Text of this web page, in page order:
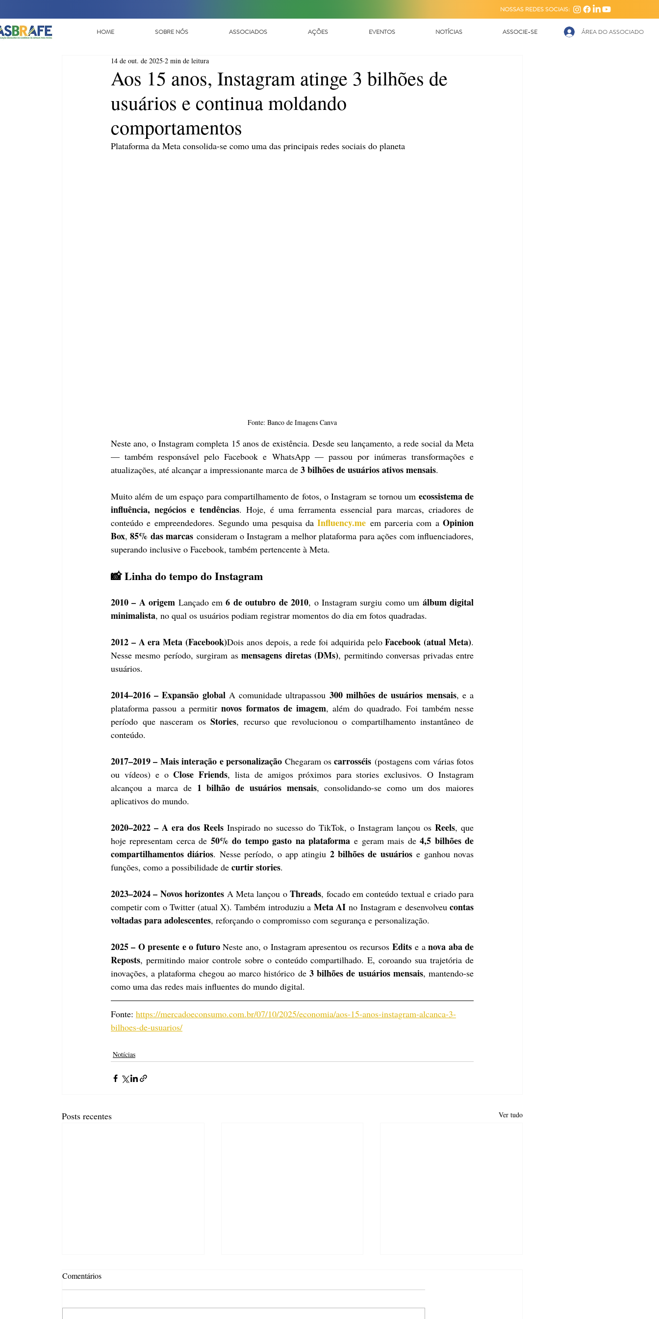
NOSSAS REDES SOCIAIS:
HOME SOBRE NÓS ASSOCIADOS AÇÕES EVENTOS NOTÍCIAS ASSOCIE-SE ÁREA DO ASSOCIADO
Aos 15 anos, Instagram atinge 3 bilhões de
usuários e continua moldando
comportamentos
14 de out. de 2025 2 min de leitura
Plataforma da Meta consolida-se como uma das principais redes sociais do planeta
Fonte: Banco de Imagens Canva
Neste ano, o Instagram completa 15 anos de existência. Desde seu lançamento, a rede social da Meta
— também responsável pelo Facebook e WhatsApp — passou por inúmeras transformações e
atualizações, até alcançar a impressionante marca de 3 bilhões de usuários ativos mensais.
Muito além de um espaço para compartilhamento de fotos, o Instagram se tornou um ecossistema de
influência, negócios e tendências. Hoje, é uma ferramenta essencial para marcas, criadores de
conteúdo e empreendedores. Segundo uma pesquisa da Influency.me em parceria com a Opinion
Box, 85% das marcas consideram o Instagram a melhor plataforma para ações com influenciadores,
superando inclusive o Facebook, também pertencente à Meta.
📸 Linha do tempo do Instagram
2010 – A origem Lançado em 6 de outubro de 2010, o Instagram surgiu como um álbum digital
minimalista, no qual os usuários podiam registrar momentos do dia em fotos quadradas.
2012 – A era Meta (Facebook)Dois anos depois, a rede foi adquirida pelo Facebook (atual Meta).
Nesse mesmo período, surgiram as mensagens diretas (DMs), permitindo conversas privadas entre
usuários.
2014–2016 – Expansão global A comunidade ultrapassou 300 milhões de usuários mensais, e a
plataforma passou a permitir novos formatos de imagem, além do quadrado. Foi também nesse
período que nasceram os Stories, recurso que revolucionou o compartilhamento instantâneo de
conteúdo.
2017–2019 – Mais interação e personalização Chegaram os carrosséis (postagens com várias fotos
ou vídeos) e o Close Friends, lista de amigos próximos para stories exclusivos. O Instagram
alcançou a marca de 1 bilhão de usuários mensais, consolidando-se como um dos maiores
aplicativos do mundo.
2020–2022 – A era dos Reels Inspirado no sucesso do TikTok, o Instagram lançou os Reels, que
hoje representam cerca de 50% do tempo gasto na plataforma e geram mais de 4,5 bilhões de
compartilhamentos diários. Nesse período, o app atingiu 2 bilhões de usuários e ganhou novas
funções, como a possibilidade de curtir stories.
2023–2024 – Novos horizontes A Meta lançou o Threads, focado em conteúdo textual e criado para
competir com o Twitter (atual X). Também introduziu a Meta AI no Instagram e desenvolveu contas
voltadas para adolescentes, reforçando o compromisso com segurança e personalização.
2025 – O presente e o futuro Neste ano, o Instagram apresentou os recursos Edits e a nova aba de
Reposts, permitindo maior controle sobre o conteúdo compartilhado. E, coroando sua trajetória de
inovações, a plataforma chegou ao marco histórico de 3 bilhões de usuários mensais, mantendo-se
como uma das redes mais influentes do mundo digital.
Fonte: https://mercadoeconsumo.com.br/07/10/2025/economia/aos-15-anos-instagram-alcanca-3-
bilhoes-de-usuarios/
Notícias
Posts recentes Ver tudo
Comentários